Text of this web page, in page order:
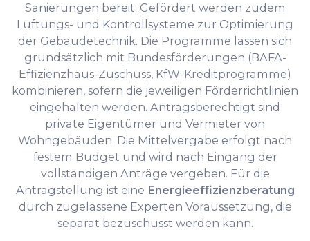
Sanierungen bereit. Gefördert werden zudem
Lüftungs- und Kontrollsysteme zur Optimierung
der Gebäudetechnik. Die Programme lassen sich
grundsätzlich mit Bundesförderungen (BAFA-
Effizienzhaus-Zuschuss, KfW-Kreditprogramme)
kombinieren, sofern die jeweiligen Förderrichtlinien
eingehalten werden. Antragsberechtigt sind
private Eigentümer und Vermieter von
Wohngebäuden. Die Mittelvergabe erfolgt nach
festem Budget und wird nach Eingang der
vollständigen Anträge vergeben. Für die
Antragstellung ist eine Energieeffizienzberatung
durch zugelassene Experten Voraussetzung, die
separat bezuschusst werden kann.